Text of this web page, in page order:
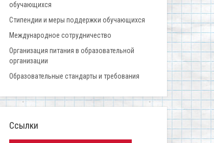
обучающихся
Стипендии и меры поддержки обучающихся
Международное сотрудничество
Организация питания в образовательной
организации
Образовательные стандарты и требования
Ссылки